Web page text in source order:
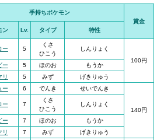
手持ちポケモン
賞金
ン
Lv. タイプ 特性
ー 5
くさ
ひこう
しんりょく
100円
ー 5 ほのお
もうか
リ
5 みず げきりゅう
ー 6 でんき せいでんき
140円
ー 7
くさ
ひこう
しんりょく
ー 7 ほのお
もうか
リ
7 みず げきりゅう